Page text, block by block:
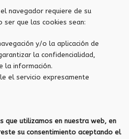
navegador requiere de su
ser que las cookies sean:
y/o la aplicación de
la confidencialidad,
la información.
el servicio expresamente
que utilizamos en nuestra web, en
su consentimiento aceptando el